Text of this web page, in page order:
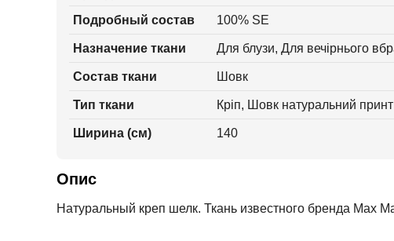
Подробный состав 100% SE
Назначение ткани Для блузи, Для вечірнього
Состав ткани Шовк
Тип ткани Кріп, Шовк натуральний принт
Ширина (см) 140
Опис
Натуральный креп шелк. Ткань известного бренда Max